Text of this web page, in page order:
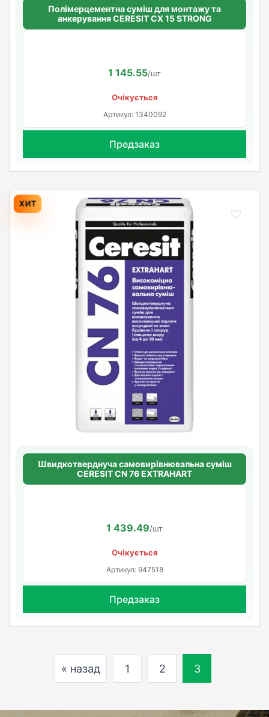
Полімерцементна суміш для монтажу та
анкерування CERESIT CX 15 STRONG
1 145.55/шт
Очікується
Артикул: 1340092
Предзаказ
ХИТ
Швидкотверднуча самовирівнювальна суміш
CERESIT CN 76 EXTRAHART
1 439.49/шт
Очікується
Артикул: 947518
Предзаказ
« назад 1 2 3